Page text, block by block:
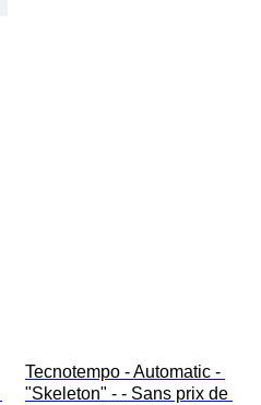
Tecnotempo - Automatic -
"Skeleton" - - Sans prix de